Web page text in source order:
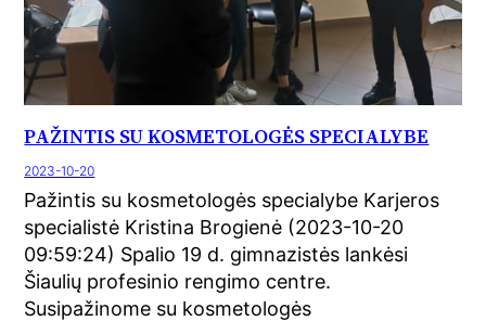
PAŽINTIS SU KOSMETOLOGĖS SPECIALYBE
2023-10-20
Pažintis su kosmetologės specialybe Karjeros
specialistė Kristina Brogienė (2023-10-20
09:59:24) Spalio 19 d. gimnazistės lankėsi
Šiaulių profesinio rengimo centre.
Susipažinome su kosmetologės